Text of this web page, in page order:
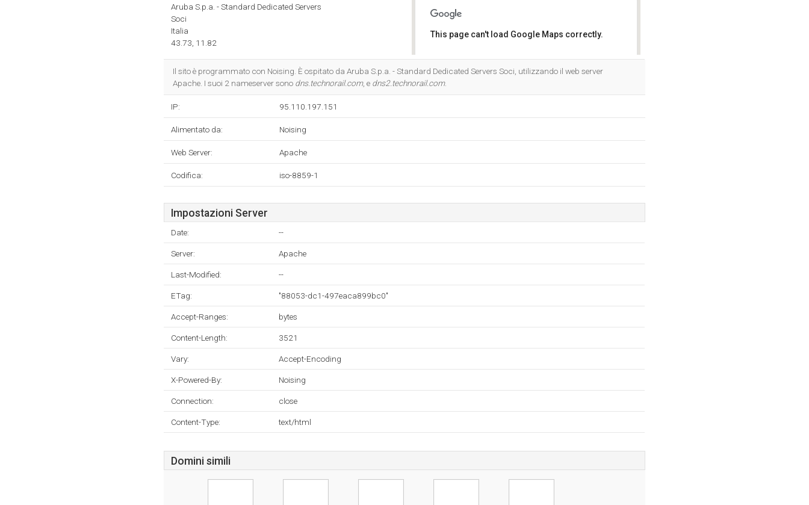
Aruba S.p.a. - Standard Dedicated Servers
Soci
Italia
43.73, 11.82
This page can't load Google Maps correctly.
Il sito è programmato con Noising. È ospitato da Aruba S.p.a. - Standard Dedicated Servers Soci, utilizzando il web server
Apache. I suoi 2 nameserver sono dns.technorail.com, e dns2.technorail.com.
IP: 95.110.197.151
Alimentato da: Noising
Web Server: Apache
Codifica: iso-8859-1
Impostazioni Server
Date: --
Server: Apache
Last-Modified: --
ETag: "88053-dc1-497eaca899bc0"
Accept-Ranges: bytes
Content-Length: 3521
Vary: Accept-Encoding
X-Powered-By: Noising
Connection: close
Content-Type: text/html
Domini simili